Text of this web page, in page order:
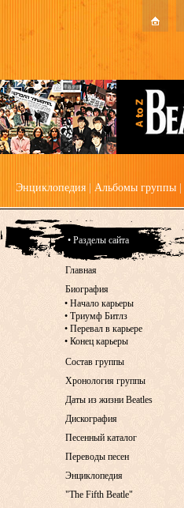
Энциклопедия Альбомы группы
• Разделы сайта
Главная
Биография
• Начало карьеры
• Триумф Битлз
• Перевал в карьере
• Конец карьеры
Состав группы
Хронология группы
Даты из жизни Beatles
Дискография
Песенный каталог
Переводы песен
Энциклопедия
"The Fifth Beatle"